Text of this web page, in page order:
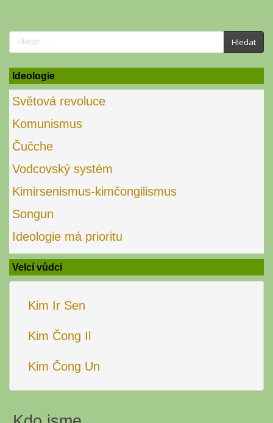
Search
for:
Hledat
Ideologie
Světová revoluce
Komunismus
Čučche
Vodcovský systém
Kimirsenismus-kimčongilismus
Songun
Ideologie má prioritu
Velcí vůdci
Kim Ir Sen
Kim Čong Il
Kim Čong Un